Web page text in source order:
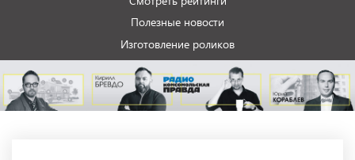
Полезные новости
Изготовление роликов